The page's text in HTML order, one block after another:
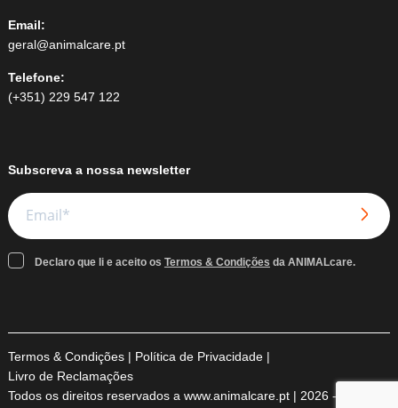
Email:
geral@animalcare.pt
Telefone:
(+351) 229 547 122
Subscreva a nossa newsletter
Declaro que li e aceito os Termos & Condições da ANIMALcare.
Termos & Condições| Política de Privacidade|
Livro de Reclamações
Todos os direitos reservados a www.animalcare.pt | 2026 -